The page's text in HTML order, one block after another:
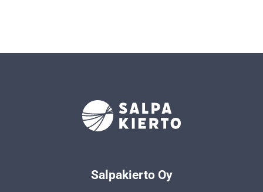
Salpakierto Oy